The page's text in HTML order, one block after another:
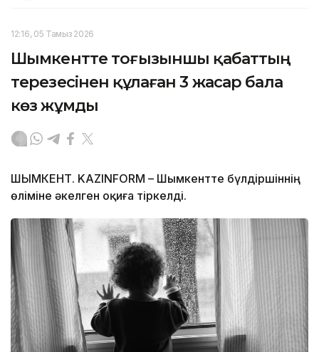
12:16, 05 Тамыз 2026
Шымкентте тоғызыншы қабаттың
терезесінен құлаған 3 жасар бала
көз жұмды
ШЫМКЕНТ. KAZINFORM – Шымкентте бүлдіршіннің
өліміне әкелген оқиға тіркелді.